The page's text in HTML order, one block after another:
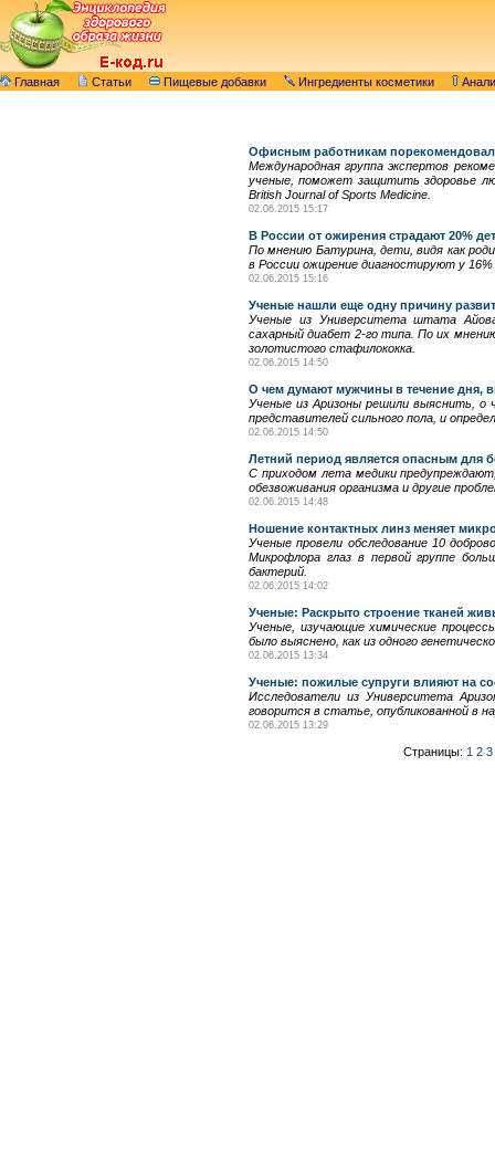
Главная Статьи Пищевые добавки Ингредиенты косметики
Офисным работникам
Международная группа экспертов
ученые, поможет защитить здоровье
British Journal of Sports Medicine.
02.06.2015 15:17
В России от ожирения страдают 20%
По мнению Батурина, дети, видя как
в России ожирение диагностируют у
02.06.2015 15:16
Ученые нашли еще одну причину
Ученые из Университета штата Айова
сахарный диабет 2-го типа. По их
золотистого стафилококка.
02.06.2015 14:50
О чем думают мужчины в течение дня,
Ученые из Аризоны решили выяснить, о
представителей сильного пола, и
02.06.2015 14:50
Летний период является опасным
С приходом лета медики
обезвоживания организма и другие
02.06.2015 14:48
Ношение контактных линз меняет
Ученые провели обследование 10
Микрофлора глаз в первой группе
бактерий.
02.06.2015 14:02
Ученые: Раскрыто строение тканей
Ученые, изучающие химические
было выяснено, как из одного
02.06.2015 13:34
Ученые: пожилые супруги влияют на
Исследователи из Университета
говорится в статье, опубликованной в
02.06.2015 13:29
Страницы: 1 2 3